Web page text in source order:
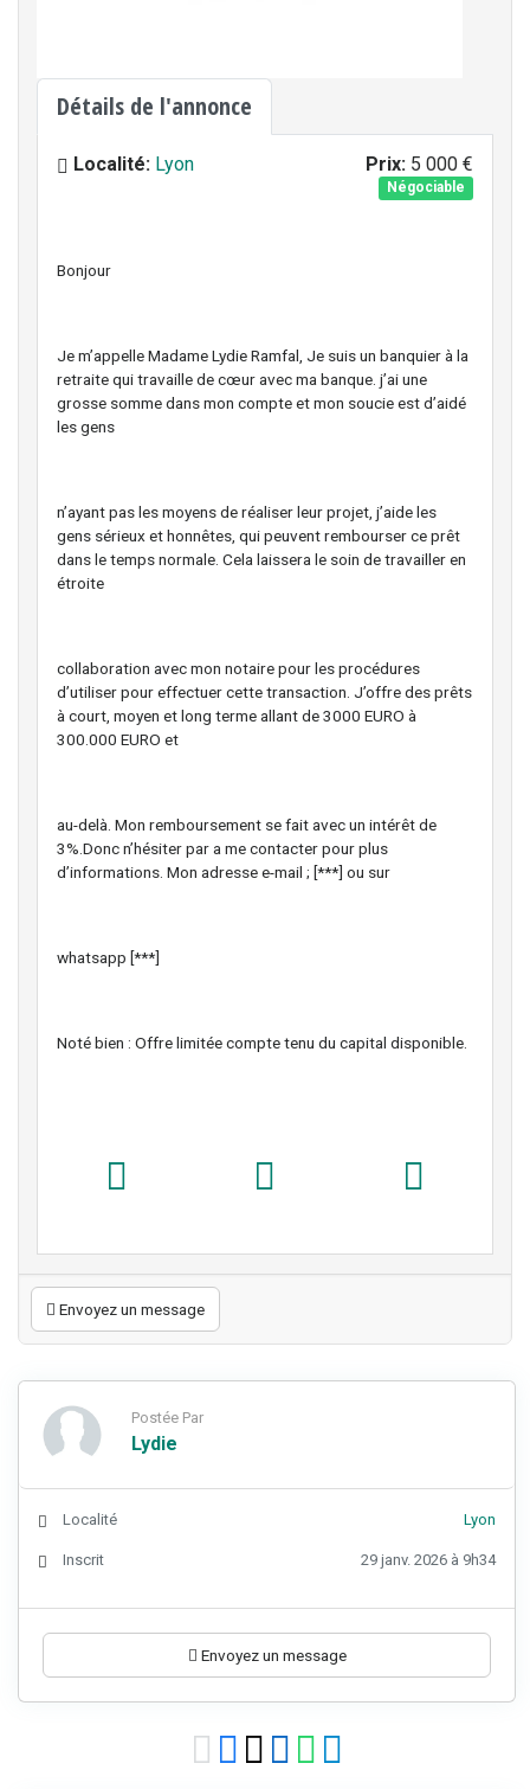
Détails de l'annonce
Localité: Lyon Prix: 5 000 €
Négociable
Bonjour
Je m’appelle Madame Lydie Ramfal, Je suis un banquier à la
retraite qui travaille de cœur avec ma banque. j’ai une
grosse somme dans mon compte et mon soucie est d’aidé
les gens
n’ayant pas les moyens de réaliser leur projet, j’aide les
gens sérieux et honnêtes, qui peuvent rembourser ce prêt
dans le temps normale. Cela laissera le soin de travailler en
étroite
collaboration avec mon notaire pour les procédures
d’utiliser pour effectuer cette transaction. J’offre des prêts
à court, moyen et long terme allant de 3000 EURO à
300.000 EURO et
au-delà. Mon remboursement se fait avec un intérêt de
3%.Donc n’hésiter par a me contacter pour plus
d’informations. Mon adresse e-mail ; [***] ou sur
whatsapp [***]
Noté bien : Offre limitée compte tenu du capital disponible.
Envoyez un message
Postée Par
Lydie
Localité Lyon
Inscrit 29 janv. 2026 à 9h34
Envoyez un message